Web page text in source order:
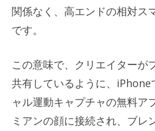
関係なく、高エンドの相対ス
です。
この意味で、クリエイターが
共有しているように、iPhone
ャル運動キャプチャの無料ア
ミアンの顔に接続され、ブレ